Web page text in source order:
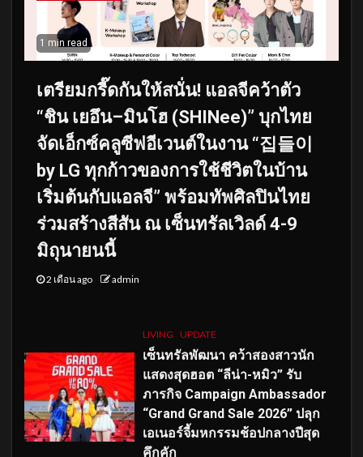
1 min read
เตรียมกรี๊ดกันให้สนั่น! แอลจีคว้าตัว
“ชิน เยอึน–มินโฮ (SHINee)” บุกไทย
จัดเอ็กซ์คลูซีฟอีเวนต์ในงาน “집들이
by LG ทุกก้าวของการใช้ชีวิตในบ้าน
เริ่มต้นกับแอลจี” พร้อมทัพศิลปินไทย
ร่วมสร้างสีสัน ณ เซ็นทรัลเวิลด์ 4-9
มิถุนายนนี้
2 เดือน ago admin
LIVING UPDATE
เซ็นทรัลพัฒนา คว้าสองสาวนัก
แสดงสุดฮอต “ลีน่า-หมิว” รับ
ภารกิจ Campaign Ambassador
“Grand Grand Sale 2026” ปลุก
เอเนอร์จี้มหกรรมช้อปกลางปีสุด
คึกคัก